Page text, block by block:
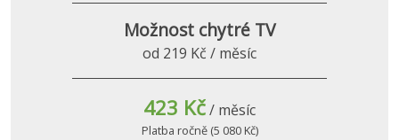
Možnost chytré TV
od 219 Kč / měsíc
423 Kč/ měsíc
Platba ročně (5 080 Kč)